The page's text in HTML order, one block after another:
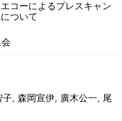
コーによるプレスキャン
ついて
, 森岡宣伊, 廣木公一, 尾